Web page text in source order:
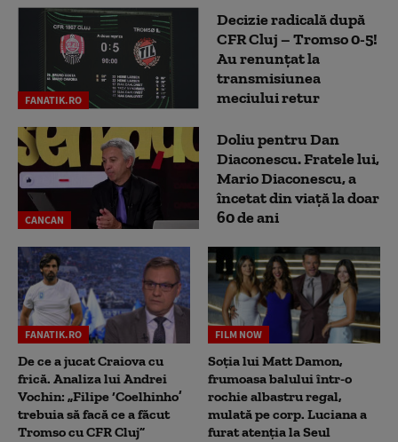
FANATIK.RO
Decizie radicală după
CFR Cluj – Tromso 0-5!
Au renunțat la
transmisiunea
meciului retur
CANCAN
Doliu pentru Dan
Diaconescu. Fratele lui,
Mario Diaconescu, a
încetat din viață la doar
60 de ani
FANATIK.RO
De ce a jucat Craiova cu
frică. Analiza lui Andrei
Vochin: „Filipe ‘Coelhinho’
trebuia să facă ce a făcut
Tromso cu CFR Cluj”
FILM NOW
Soția lui Matt Damon,
frumoasa balului într-o
rochie albastru regal,
mulată pe corp. Luciana a
furat atenția la Seul